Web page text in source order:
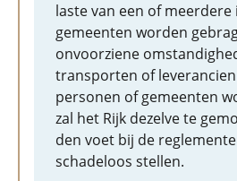
laste van een of
gemeenten worden
onvoorziene
transporten of
personen of gemeenten
zal het Rijk dezelve te
den voet bij de
schadeloos stellen.